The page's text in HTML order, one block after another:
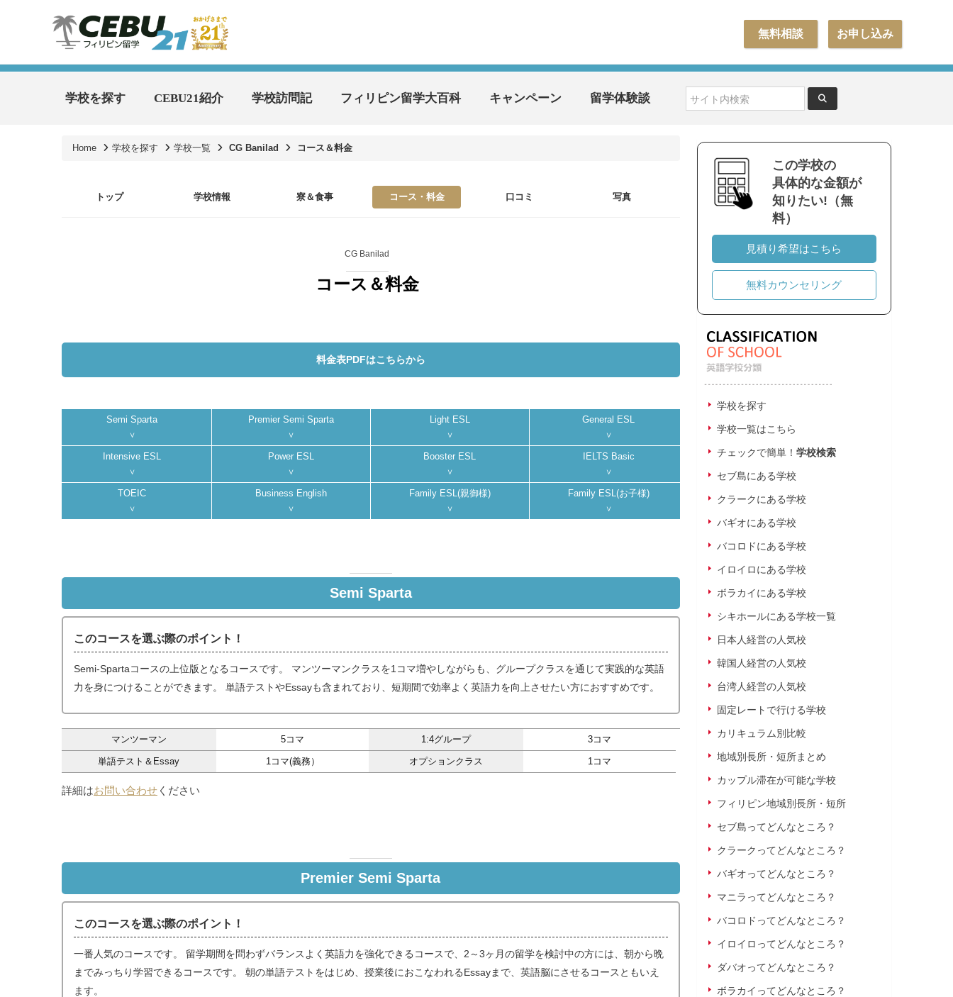
お申し込み
無料相談
学校を探す CEBU21紹介 学校訪問記 フィリピン留学大百科 キャンペーン 留学体験談
Home 学校を探す 学校一覧 CG Banilad コース＆料金
トップ 学校情報 寮＆食事 コース・料金 口コミ 写真
CG Banilad
コース＆料金
料金表PDFはこちらから
Semi Sparta Premier Semi Sparta Light ESL General ESL
Intensive ESL Power ESL Booster ESL IELTS Basic
TOEIC Business English Family ESL(親御様) Family ESL(お子様)
Semi Sparta
このコースを選ぶ際のポイント！
Semi-Spartaコースの上位版となるコースです。 マンツーマンクラスを1コマ増やしながらも、グループクラスを通じて実践的な英語
力を身につけることができます。 単語テストやEssayも含まれており、短期間で効率よく英語力を向上させたい方におすすめです。
マンツーマン 5コマ 1:4グループ 3コマ
単語テスト＆Essay 1コマ(義務） オプションクラス 1コマ
詳細はお問い合わせ ください
Premier Semi Sparta
このコースを選ぶ際のポイント！
一番人気のコースです。 留学期間を問わずバランスよく英語力を強化できるコースで、2～3ヶ月の留学を検討中の方には、朝から晩
までみっちり学習できるコースです。 朝の単語テストをはじめ、授業後におこなわれるEssayまで、英語脳にさせるコースともいえ
ます。
この学校の
具体的な金額が
知りたい!（無
料）
見積り希望はこちら
無料カウンセリング
学校を探す
学校一覧はこちら
チェックで簡単！ 学校検索
セブ島にある学校
クラークにある学校
バギオにある学校
バコロドにある学校
イロイロにある学校
ボラカイにある学校
シキホールにある学校一覧
日本人経営の人気校
韓国人経営の人気校
台湾人経営の人気校
固定レートで行ける学校
カリキュラム別比較
地域別長所・短所まとめ
カップル滞在が可能な学校
フィリピン地域別長所・短所
セブ島ってどんなところ？
クラークってどんなところ？
バギオってどんなところ？
マニラってどんなところ？
バコロドってどんなところ？
イロイロってどんなところ？
ダバオってどんなところ？
ボラカイってどんなところ？